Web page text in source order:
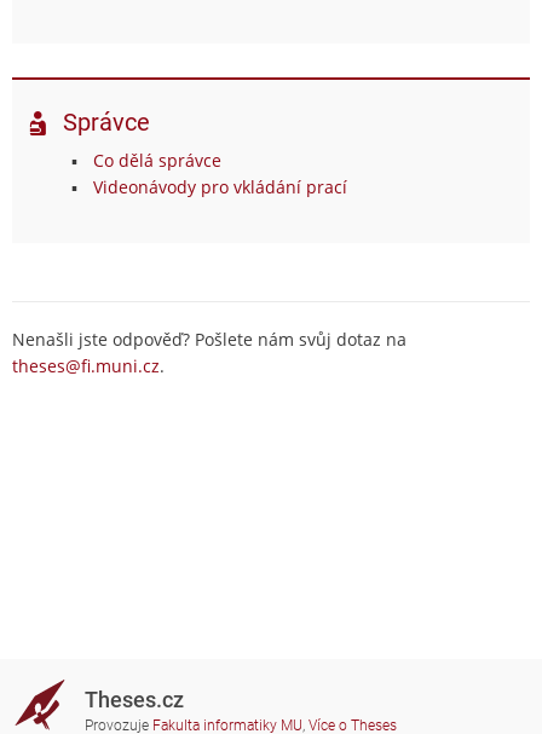
Správce
Co dělá správce
Videonávody pro vkládání prací
Nenašli jste odpověď? Pošlete nám svůj dotaz na
theses@fi.muni.cz.
Theses.cz
Provozuje Fakulta informatiky MU, Více o Theses